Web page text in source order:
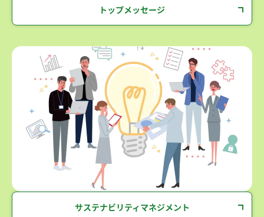
トップメッセージ
サステナビリティマネジメント